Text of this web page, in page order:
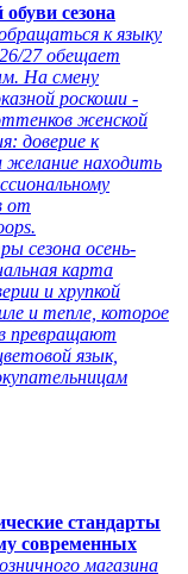
сезона
к языку
27 обещает
На смену
роскоши -
женской
доверие к
желание находить
от
сезона осень-
карта
и хрупкой
и тепле, которое
превращают
язык,
стандарты
современных
магазина